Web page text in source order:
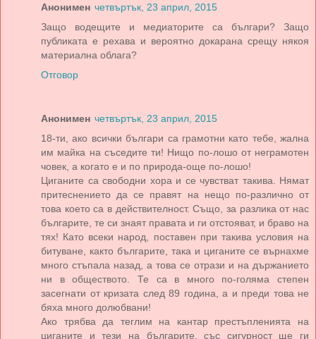
Анонимен четвъртък, 23 април, 2015
Защо водещите и медиаторите са българи? Защо
публиката е рехава и вероятно докарана срещу някоя
материална облага?
Отговор
Анонимен четвъртък, 23 април, 2015
18-ти, ако всички българи са грамотни като тебе, жална
им майка на съседите ти! Нищо по-лошо от неграмотен
човек, а когато е и по природа-още по-лошо!
Циганите са свободни хора и се чувстват такива. Нямат
притеснението да се правят на нещо по-различно от
това което са в действителност. Също, за разлика от нас
българите, те си знаят правата и ги отстояват, и браво на
тях! Като всеки народ, поставен при такива условия на
битуване, както българите, така и циганите се върнахме
много стъпала назад, а това се отрази и на държанието
ни в обществото. Те са в много по-голяма степен
засегнати от кризата след 89 година, а и преди това не
бяха много долюбвани!
Ако трябва да теглим на кантар престъпленията на
циганите и тези на българите, със сигурност ще ги